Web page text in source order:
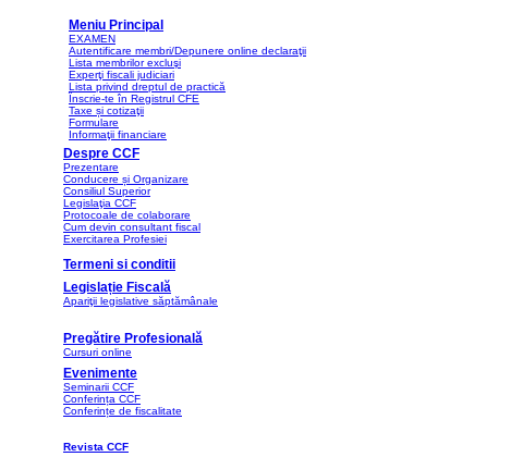
Meniu Principal
EXAMEN
Autentificare membri/Depunere online declaraţii
Lista membrilor excluşi
Experţi fiscali judiciari
Lista privind dreptul de practică
Înscrie-te în Registrul CFE
Taxe și cotizaţii
Formulare
Informaţii financiare
Despre CCF
Prezentare
Conducere și Organizare
Consiliul Superior
Legislaţia CCF
Protocoale de colaborare
Cum devin consultant fiscal
Exercitarea Profesiei
Termeni si conditii
Legislație Fiscală
Apariţii legislative săptămânale
Pregătire Profesională
Cursuri online
Evenimente
Seminarii CCF
Conferința CCF
Conferințe de fiscalitate
Revista CCF